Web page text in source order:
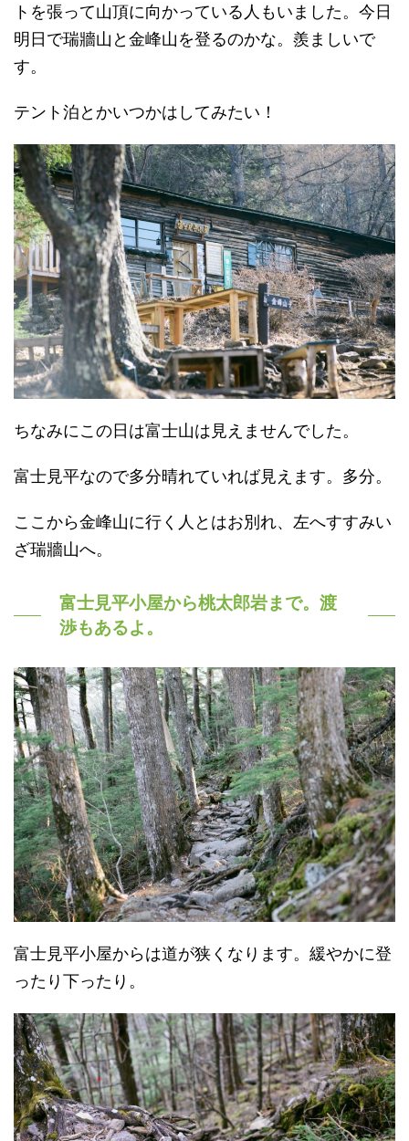
トを張って山頂に向かっている人もいました。今日
明日で瑞牆山と金峰山を登るのかな。羨ましいで
す。
テント泊とかいつかはしてみたい！
ちなみにこの日は富士山は見えませんでした。
富士見平なので多分晴れていれば見えます。多分。
ここから金峰山に行く人とはお別れ、左へすすみい
ざ瑞牆山へ。
富士見平小屋から桃太郎岩まで。渡
渉もあるよ。
富士見平小屋からは道が狭くなります。緩やかに登
ったり下ったり。